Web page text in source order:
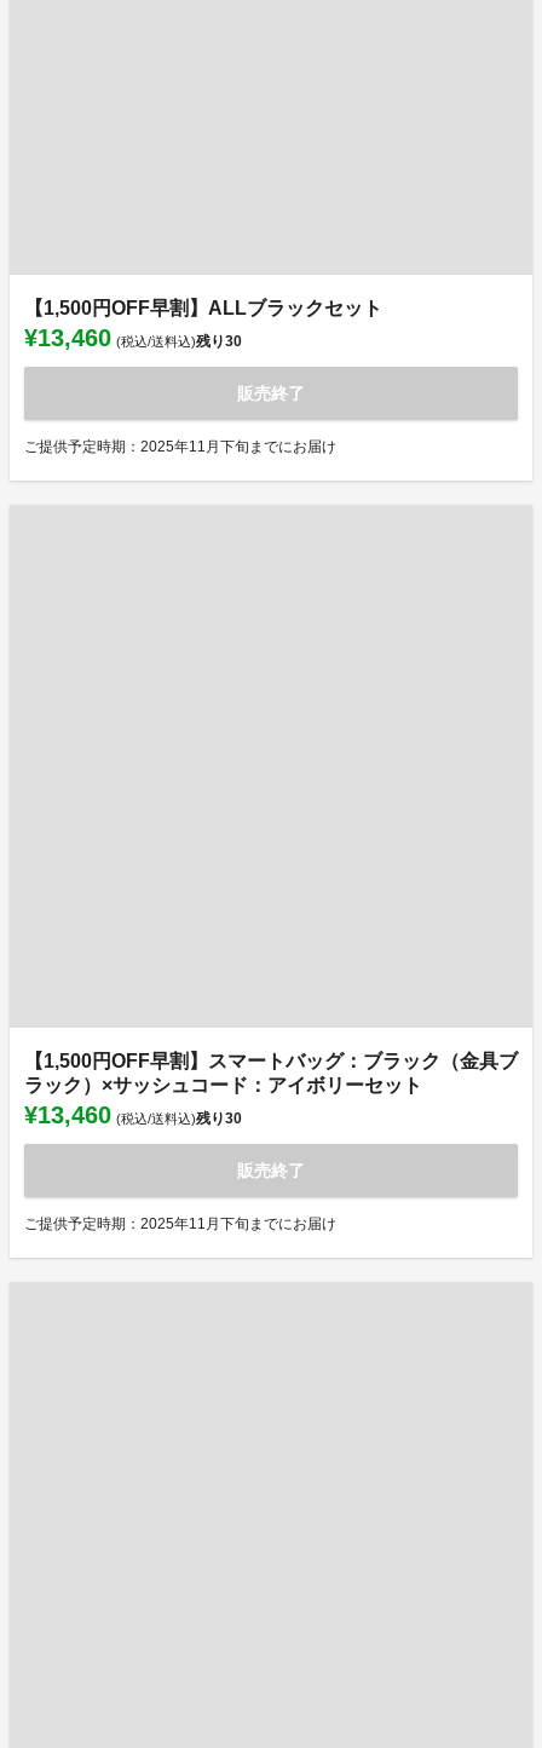
【1,500円OFF早割】ALLブラックセット
¥13,460 (税込/送料込)残り30
販売終了
ご提供予定時期：2025年11月下旬までにお届け
【1,500円OFF早割】スマートバッグ：ブラック（金具ブ
ラック）×サッシュコード：アイボリーセット
¥13,460 (税込/送料込)残り30
販売終了
ご提供予定時期：2025年11月下旬までにお届け